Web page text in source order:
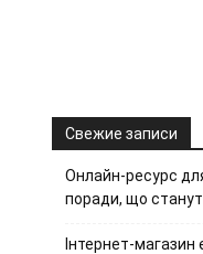
Свежие записи
Онлайн-ресурс
поради, що
Інтернет-